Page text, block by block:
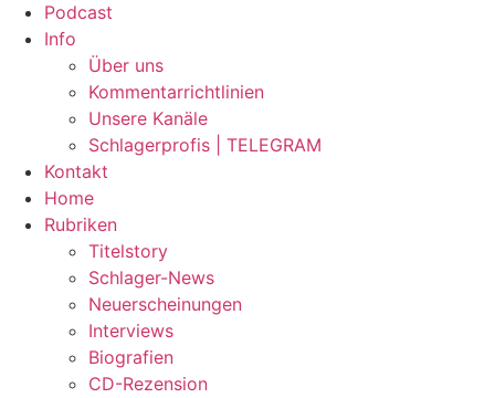
Podcast
Info
Über uns
Kommentarrichtlinien
Unsere Kanäle
Schlagerprofis | TELEGRAM
Kontakt
Home
Rubriken
Titelstory
Schlager-News
Neuerscheinungen
Interviews
Biografien
CD-Rezension